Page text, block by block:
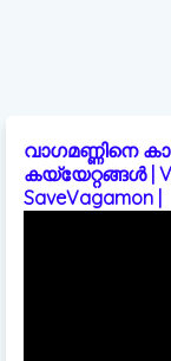
വാഗമണ്ണിനെ
കയ്യേറ്റങ്ങൾ |
SaveVagamon |